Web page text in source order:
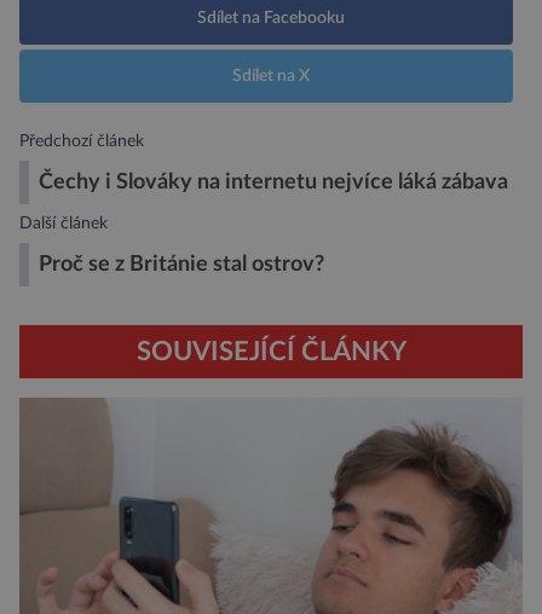
Sdílet na Facebooku
Sdílet na X
Předchozí článek
Čechy i Slováky na internetu nejvíce láká zábava
Další článek
Proč se z Británie stal ostrov?
SOUVISEJÍCÍ ČLÁNKY